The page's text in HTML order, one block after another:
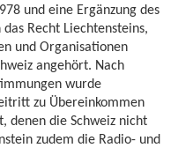
und eine Ergänzung des
Recht Liechtensteins,
und Organisationen
angehört. Nach
wurde
zu Übereinkommen
denen die Schweiz nicht
zudem die Radio- und